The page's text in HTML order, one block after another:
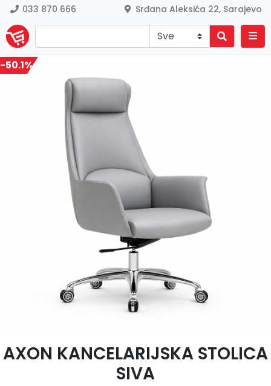
033 870 666 Srđana Aleksića 22, Sarajevo
-50.1%
AXON KANCELARIJSKA STOLICA
SIVA